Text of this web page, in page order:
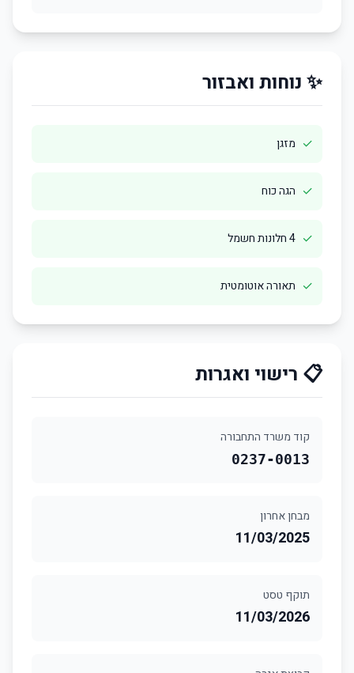
✨ נוחות ואבזור
✓ מזגן
✓ הגה כוח
✓ 4 חלונות חשמל
✓ תאורה אוטומטית
📋 רישוי ואגרות
קוד משרד התחבורה
0237-0013
מבחן אחרון
11/03/2025
תוקף טסט
11/03/2026